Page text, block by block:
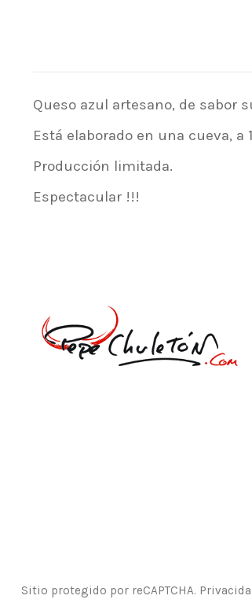
Queso azul artesano, de sabor
Está elaborado en una cueva,
Producción limitada.
Espectacular !!!
Sitio protegido por reCAPTCHA.